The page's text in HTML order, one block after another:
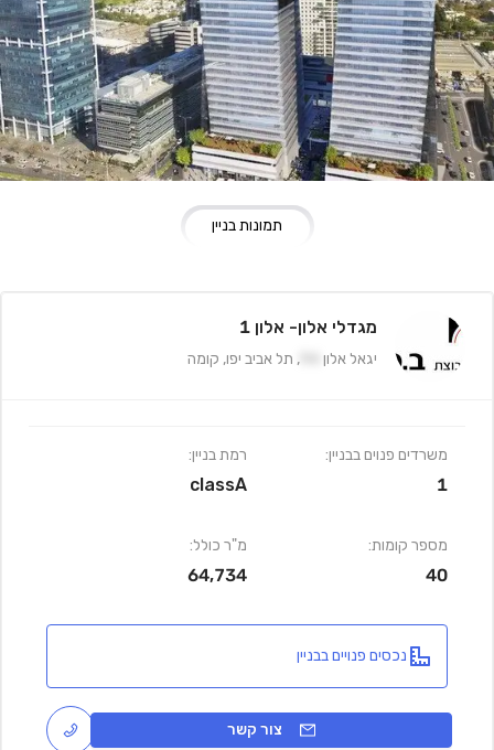
תמונות בניין
מגדלי אלון- אלון 1
יגאל אלון , תל אביב יפו, קומה
משרדים פנוים בבניין:
1
מספר קומות:
40
רמת בניין:
classA
מ"ר כולל:
64,734
נכסים פנויים בבניין
צור קשר